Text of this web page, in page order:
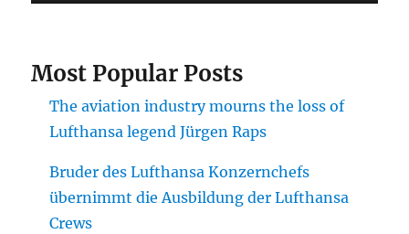
Most Popular Posts
The aviation industry mourns the loss of
Lufthansa legend Jürgen Raps
Bruder des Lufthansa Konzernchefs
übernimmt die Ausbildung der Lufthansa
Crews